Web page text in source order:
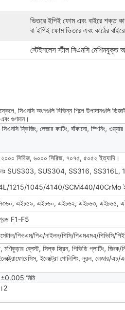
ভিতরে ইপিই ফোম এবং বাইরে শক্ত
বা ইপিই ফোম ভিতরে এবং কাঠের বাইরে
স্টেইনলেস স্টীল সিএনসি মেশিনযুক্ত
সিএনসি অংশগুলি বিভিন্ন শিল্পে উপাদানগুলি
গুণমান।
সিএনসি ফ্রিজিং, লেজার কাটিং, বাঁকানো, স্পিনিং,
২০০০ সিরিজ, ৬০০০ সিরিজ, ৭০৭৫, ৫০৫২ ইত্যাদি।
SUS303, SUS304, SS316, SS316L,
1215/1045/4140/SCM440/40CrMo
এইচ৫৯, এইচ৬০, এইচ৬২, এইচ৬৩, এইচ৬৫,
গ্রেড F1-F5
পিওএম/পিএ/নাইলন/পিসি/পিএমএমএ/পিভিসি/
ব্লেস্ট, সিল্ক স্ক্রিন, পিভিডি প্লাটিং, জিংক/
ইলেক্ট্রো পোলিশিং, নুরল, লেজার/এচ/
মিমি